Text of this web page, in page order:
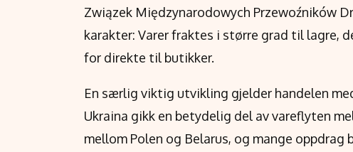
Związek Międzynarodowych Przewoźników
karakter: Varer fraktes i større grad til lagre,
for direkte til butikker.
En særlig viktig utvikling gjelder handelen
Ukraina gikk en betydelig del av vareflyten
mellom Polen og Belarus, og mange